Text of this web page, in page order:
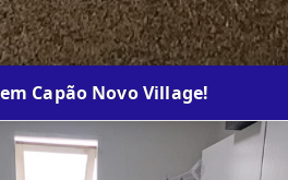
Capão Novo Village!